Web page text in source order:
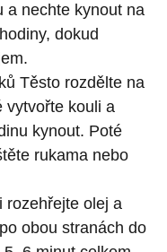
a nechte kynout na
dokud
Těsto rozdělte na
vytvořte kouli a
kynout. Poté
rukama nebo
rozehřejte olej a
obou stranách do